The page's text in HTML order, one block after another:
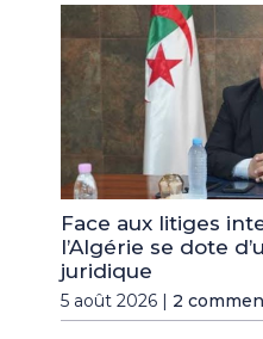
Face aux litiges
l’Algérie se dote
juridique
5 août 2026 | 2